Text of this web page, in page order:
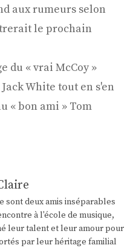
aux rumeurs selon
le prochain
du « vrai McCoy »
White tout en s'en
« bon ami » Tom
sont deux amis inséparables
à l'école de musique,
leur talent et leur amour pour
par leur héritage familial